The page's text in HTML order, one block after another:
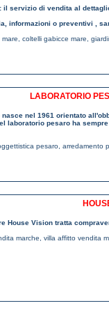
il servizio di vendita al
informazioni o preventivi ,
coltelli gabicce mare
LABORATORIO
nel 1961 orientato
laboratorio pesaro ha
pesaro arredamento
House Vision tratta
marche villa affitto vendita